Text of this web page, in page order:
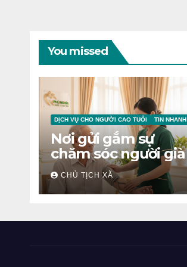
You missed
DỊCH VỤ CHO NGƯỜI CAO TUỔI TIN NHANH
Nơi gửi gắm sự
chăm sóc người già
CHỦ TỊCH XÃ